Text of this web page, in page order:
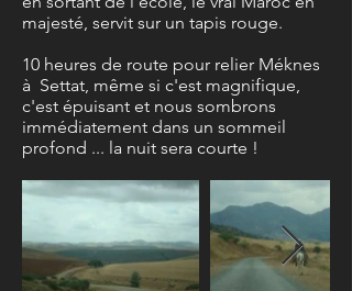
majesté, servit sur un tapis rouge.
10 heures de route pour relier Méknes
à Settat, même si c'est magnifique,
c'est épuisant et nous sombrons
immédiatement dans un sommeil
profond ... la nuit sera courte !